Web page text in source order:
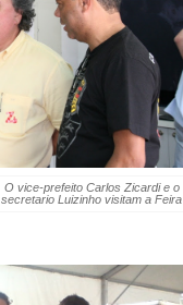
O vice-prefeito Carlos Zicardi e o
secretario Luizinho visitam a Feira